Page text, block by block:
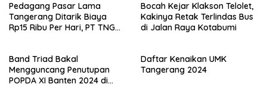
Pedagang Pasar Lama
Tangerang Ditarik Biaya
Rp15 Ribu Per Hari, PT TNG
Bocah Kejar Klakson Telolet,
Kakinya Retak Terlindas Bus
di Jalan Raya Kotabumi
Band Triad Bakal
Mengguncang Penutupan
POPDA XI Banten 2024 di
Daftar Kenaikan UMK
Tangerang 2024